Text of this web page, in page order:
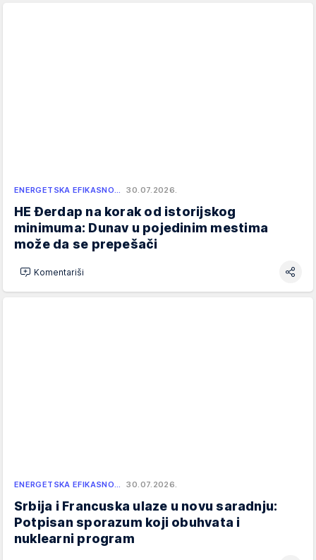
ENERGETSKA EFIKASNO… 30.07.2026.
HE Đerdap na korak od istorijskog
minimuma: Dunav u pojedinim mestima
može da se prepešači
Komentariši
ENERGETSKA EFIKASNO… 30.07.2026.
Srbija i Francuska ulaze u novu saradnju:
Potpisan sporazum koji obuhvata i
nuklearni program